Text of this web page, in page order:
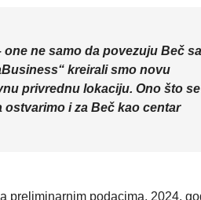
ne samo da povezuju Beč sa
kreirali smo novu
privrednu lokaciju. Ono što se
i za Beč kao centar
preliminarnim podacima, 2024.